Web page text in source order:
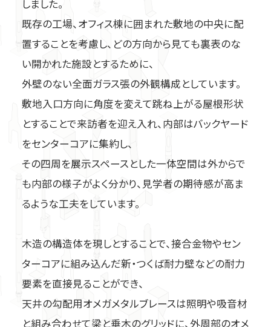
梁受け金物・大引き受け金物
スチール束・土台・基礎関連
ビス、釘、ナット、他 ステンレス金物
エコネクター 2×4用金物関連
換気関連商品
しました。
既存の工場、オフィス棟に囲まれた敷地の中央に配
置することを考慮し、どの方向から見ても裏表のな
い開かれた施設とするために、
外壁のない全面ガラス張の外観構成としています。
敷地入口方向に角度を変えて跳ね上がる屋根形状
とすることで来訪者を迎え入れ、内部はバックヤード
をセンターコアに集約し、
その四周を展示スペースとした一体空間は外からで
も内部の様子がよく分かり、見学者の期待感が高ま
るような工夫をしています。
木造の構造体を現しとすることで、接合金物やセン
ターコアに組み込んだ新・つくば耐力壁などの耐力
要素を直接見ることができ、
天井の勾配用オメガメタルブレースは照明や吸音材
と組み合わせて梁と垂木のグリッドに、外周部のオメ